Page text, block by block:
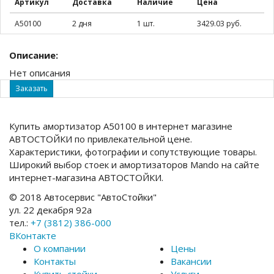
A50100 2 дня 1 шт. 3429.03 руб.
Описание:
Нет описания
Заказать
Купить амортизатор A50100 в интернет магазине
АВТОСТОЙКИ по привлекательной цене.
Характеристики, фотографии и сопутствующие товары.
Широкий выбор стоек и амортизаторов Mando на сайте
интернет-магазина АВТОСТОЙКИ.
© 2018 Автосервис "АвтоСтойки"
ул. 22 декабря 92а
тел.: +7 (3812) 386-000
ВКонтакте
О компании
Контакты
Цены
Вакансии